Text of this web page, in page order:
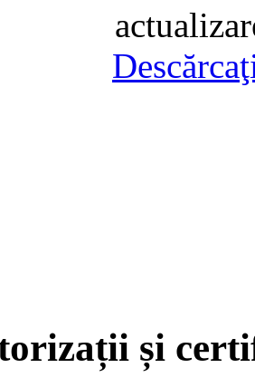
și